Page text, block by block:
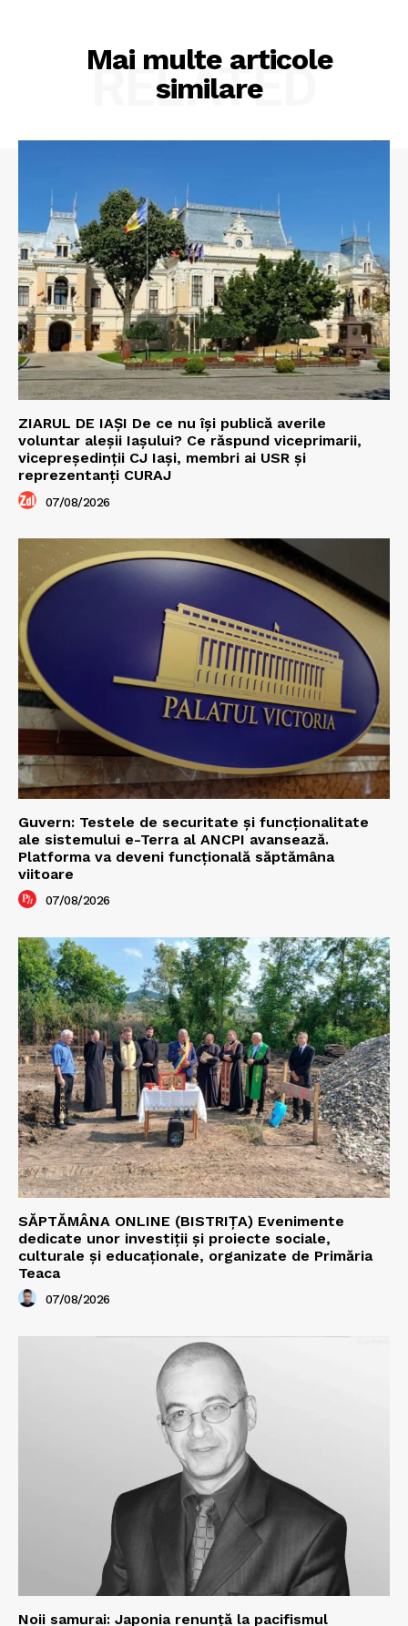
Mai multe articole
similare
RELATED
ZIARUL DE IAȘI De ce nu își publică averile
voluntar aleșii Iașului? Ce răspund viceprimarii,
vicepreședinții CJ Iași, membri ai USR și
reprezentanți CURAJ
07/08/2026
Guvern: Testele de securitate și funcționalitate
ale sistemului e-Terra al ANCPI avansează.
Platforma va deveni funcțională săptămâna
viitoare
07/08/2026
SĂPTĂMÂNA ONLINE (BISTRIȚA) Evenimente
dedicate unor investiții și proiecte sociale,
culturale și educaționale, organizate de Primăria
Teaca
07/08/2026
Noii samurai: Japonia renunță la pacifismul